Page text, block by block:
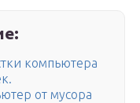
компьютера
от мусора